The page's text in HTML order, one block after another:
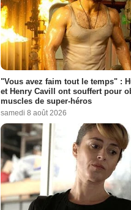
"Vous avez faim tout le temps" :
et Henry Cavill ont souffert pour
muscles de super-héros
samedi 8 août 2026